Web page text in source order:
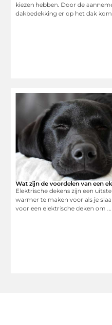
kiezen hebben. Door de
dakbedekking er op het dak
Wat zijn de voordelen van een
Elektrische dekens zijn een
warmer te maken voor als je
voor een elektrische deken om ...